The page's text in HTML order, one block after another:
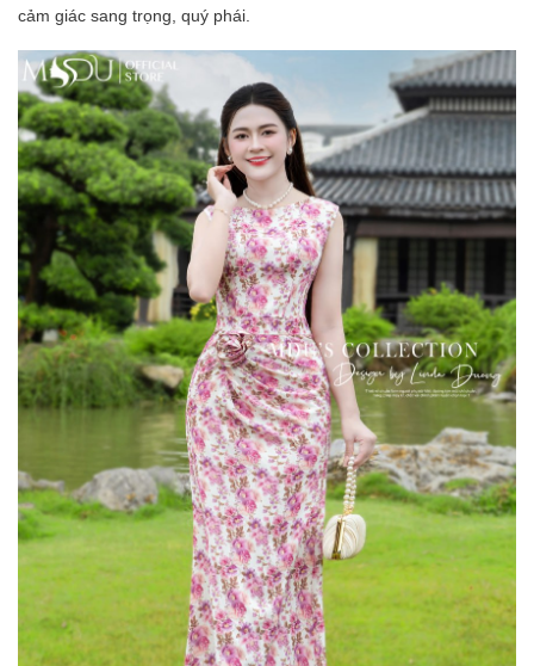
cảm giác sang trọng, quý phái.